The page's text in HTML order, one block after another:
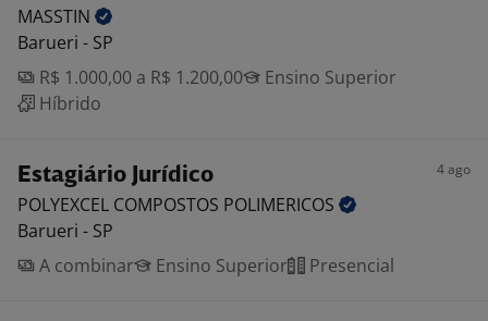
MASSTIN
Barueri - SP
R$ 1.000,00 a R$ 1.200,00
Ensino Superior
Híbrido
Estagiário Jurídico 4 ago
POLYEXCEL COMPOSTOS POLIMERICOS
Barueri - SP
A combinar
Ensino Superior Presencial